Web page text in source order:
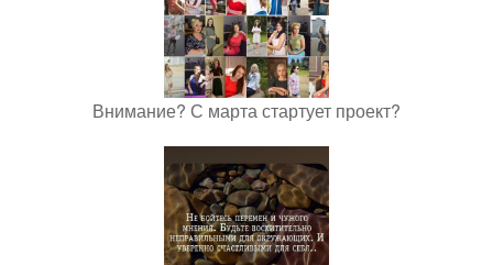
Внимание? С марта стартует проект?